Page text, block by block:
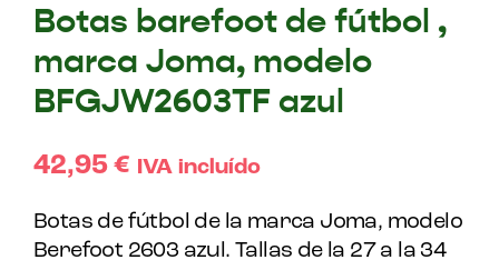
Botas barefoot de fútbol ,
marca Joma, modelo
BFGJW2603TF azul
42,95 € IVA incluído
Botas de fútbol de la marca Joma, modelo
Berefoot 2603 azul. Tallas de la 27 a la 34